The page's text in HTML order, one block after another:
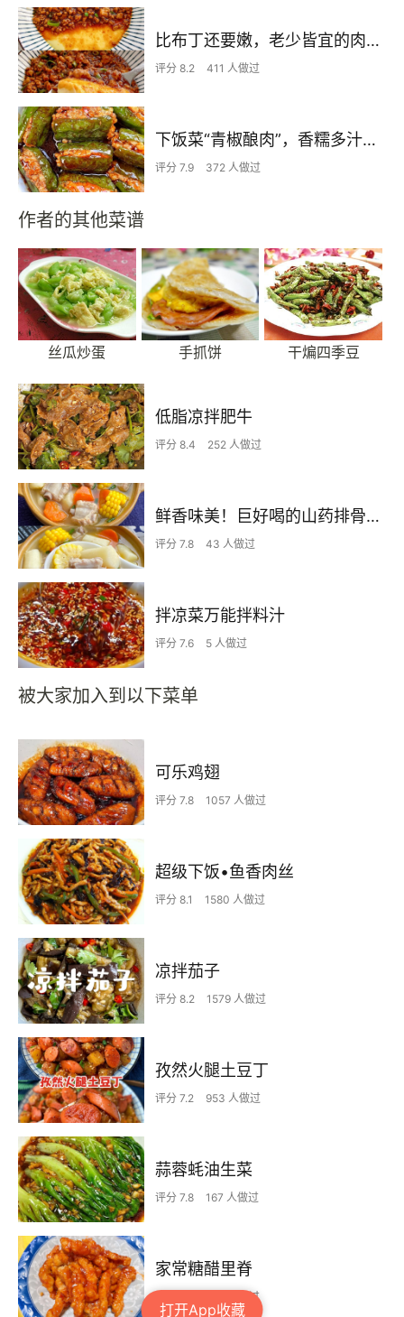
打开App收藏
比布丁还要嫩，老少皆宜的肉沫蒸蛋
评分 8.2 411 人做过
下饭菜“青椒酿肉”，香糯多汁鲜嫩下饭
评分 7.9 372 人做过
作者的其他菜谱
丝瓜炒蛋 手抓饼 干煸四季豆
低脂凉拌肥牛
评分 8.4 252 人做过
鲜香味美！巨好喝的山药排骨汤！！
评分 7.8 43 人做过
拌凉菜万能拌料汁
评分 7.6 5 人做过
被大家加入到以下菜单
可乐鸡翅
评分 7.8 1057 人做过
超级下饭•鱼香肉丝
评分 8.1 1580 人做过
凉拌茄子
评分 8.2 1579 人做过
孜然火腿土豆丁
评分 7.2 953 人做过
蒜蓉蚝油生菜
评分 7.8 167 人做过
家常糖醋里脊
301 人做过